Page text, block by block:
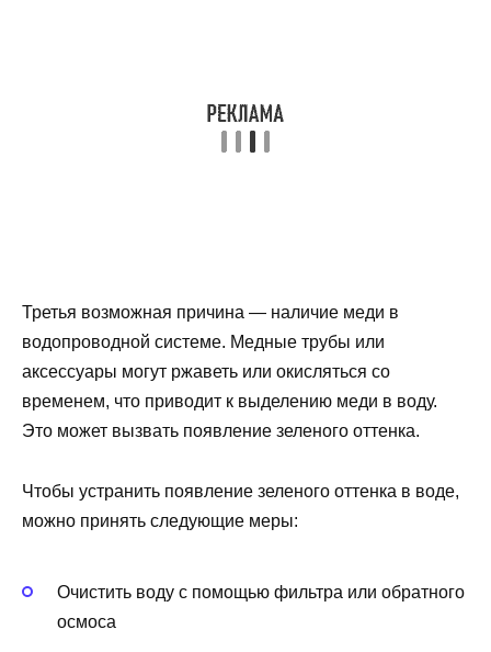
Третья возможная причина — наличие меди в
водопроводной системе. Медные трубы или
аксессуары могут ржаветь или окисляться со
временем, что приводит к выделению меди в воду.
Это может вызвать появление зеленого оттенка.
Чтобы устранить появление зеленого оттенка в воде,
можно принять следующие меры:
Очистить воду с помощью фильтра или обратного
осмоса